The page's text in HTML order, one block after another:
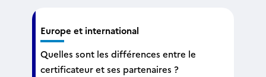
Europe et international
Quelles sont les différences entre le
certificateur et ses partenaires ?